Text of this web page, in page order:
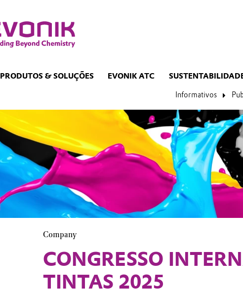
PRODUTOS & SOLUÇÕES EVONIK ATC
Informativos
Company
CONGRESSO
TINTAS 2025